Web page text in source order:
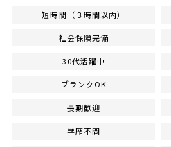
短時間（３時間以内）
社会保険完備
30代活躍中
ブランクOK
長期歓迎
学歴不問